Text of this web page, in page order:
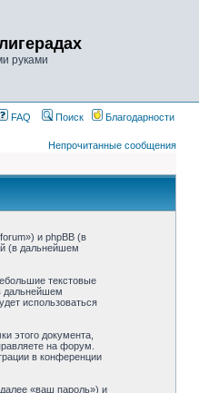
руками
FAQ Поиск Благодарности
Непрочитанные сообщения
и phpBB (в
(в дальнейшем
текстовые
дальнейшем
использоваться
этого документа,
на форум.
в конференции
«ваш пароль») и